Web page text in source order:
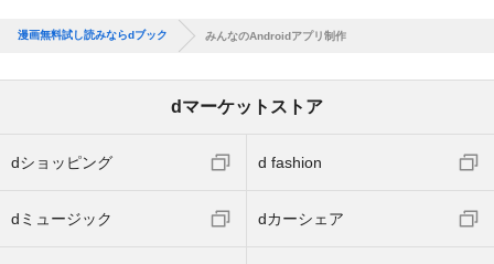
漫画無料試し読みならdブック みんなのAndroidアプリ制作
dマーケットストア
dショッピング d fashion
dミュージック dカーシェア